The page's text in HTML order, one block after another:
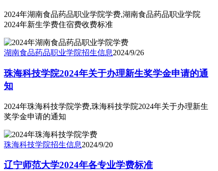
2024年湖南食品药品职业学院学费,湖南食品药品职业学院
2024年新生学费住宿费收费标准
湖南食品药品职业学院招生信息2024/9/26
珠海科技学院2024年关于办理新生奖学金申请的通
知
2024年珠海科技学院学费,珠海科技学院2024年关于办理新生
奖学金申请的通知
珠海科技学院招生信息2024/9/20
辽宁师范大学2024年各专业学费标准